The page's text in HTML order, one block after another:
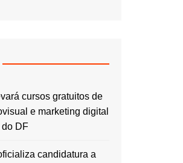
cursos gratuitos de
e marketing digital
do DF
candidatura a